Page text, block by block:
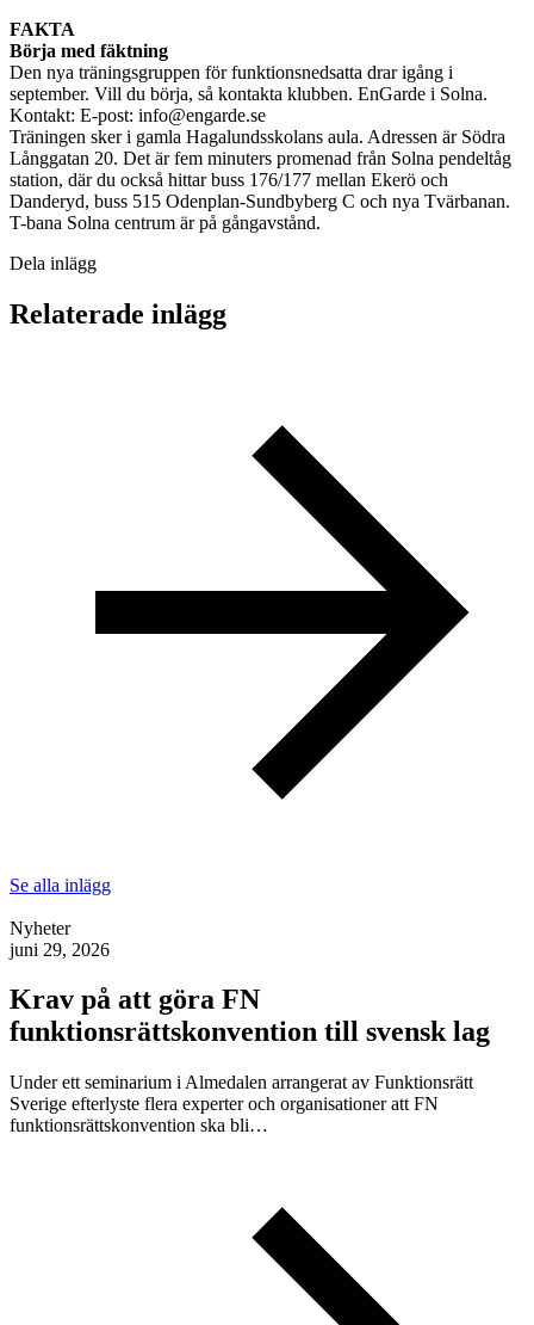
FAKTA
Börja med fäktning
Den nya träningsgruppen för funktionsnedsatta drar igång i
september. Vill du börja, så kontakta klubben. EnGarde i Solna.
Kontakt: E-post: info@engarde.se
Träningen sker i gamla Hagalundsskolans aula. Adressen är Södra
Långgatan 20. Det är fem minuters promenad från Solna pendeltåg
station, där du också hittar buss 176/177 mellan Ekerö och
Danderyd, buss 515 Odenplan-Sundbyberg C och nya Tvärbanan.
T-bana Solna centrum är på gångavstånd.
Dela inlägg
Relaterade inlägg
Se alla inlägg
Nyheter
juni 29, 2026
Krav på att göra FN
funktionsrättskonvention till svensk lag
Under ett seminarium i Almedalen arrangerat av Funktionsrätt
Sverige efterlyste flera experter och organisationer att FN
funktionsrättskonvention ska bli…